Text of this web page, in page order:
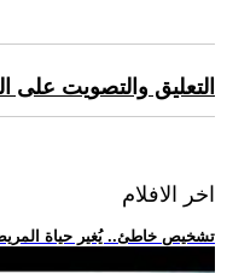
التعليق والتصويت على
اخر الافلام
.. تشخيص خاطئ.. يُغير حياة